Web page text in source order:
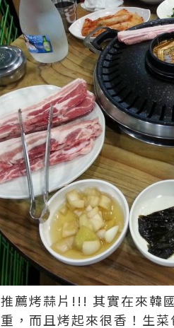
薦烤蒜片!!! 其實在來韓
，而且烤起來很香！生